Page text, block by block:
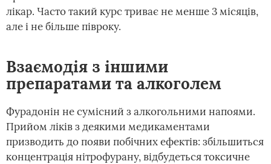
лікар. Часто такий курс триває не менше 3 місяців,
але і не більше півроку.
Взаємодія з іншими
препаратами та алкоголем
Фурадонін не сумісний з алкогольними напоями.
Прийом ліків з деякими медикаментами
призводить до появи побічних ефектів: збільшиться
концентрація нітрофурану, відбудеться токсичне